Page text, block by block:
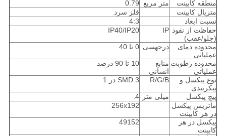
منطقه کابینت متر مربع 0.79
متریال کابینت
فلز سرد
نسبت ابعاد
4:3
حفاظت از نفوذ
(جلو/عقب)
IP
IP40/IP20
محدوده دمای
عملیاتی
درجهسی 0 تا 40
محدوده رطوبت
عملیاتی
منابع
انسانی
10 تا 90 درصد
نوع پیکسل و
پیکربندی
R/G/B SMD 3 در 1
پیچ پیکسل میلی متر
4.
ماتریس پیکسل
در هر کابینت
256x192
پیکسل در هر
کابینت
49152